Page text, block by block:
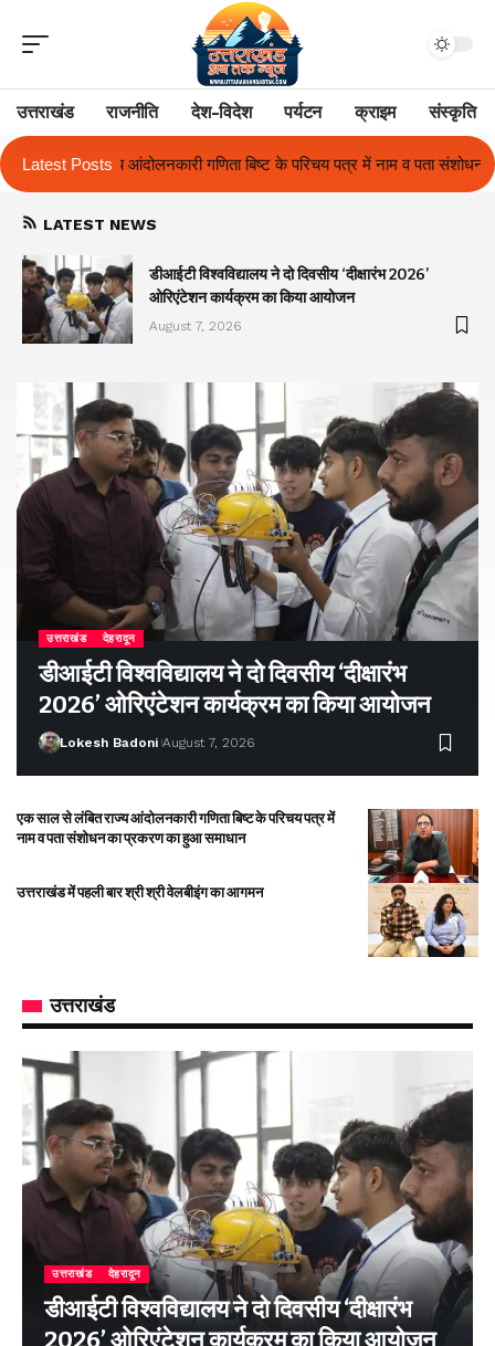
उत्तराखंड राजनीति देश-विदेश पर्यटन क्राइम संस्कृति
Latest Posts
के परिचय पत्र में नाम व पता संशोधन का प्रकरण का हुआ समाधान उत्तराखंड
LATEST NEWS
डीआईटी विश्वविद्यालय ने दो दिवसीय ‘दीक्षारंभ 2026’
ओरिएंटेशन कार्यक्रम का किया आयोजन
August 7, 2026
उत्तराखंड देहरादून
डीआईटी विश्वविद्यालय ने दो दिवसीय ‘दीक्षारंभ
2026’ ओरिएंटेशन कार्यक्रम का किया आयोजन
Lokesh Badoni August 7, 2026
एक साल से लंबित राज्य आंदोलनकारी गणिता बिष्ट के परिचय पत्र में
नाम व पता संशोधन का प्रकरण का हुआ समाधान
उत्तराखंड में पहली बार श्री श्री वेलबीइंग का आगमन
उत्तराखंड
उत्तराखंड देहरादून
डीआईटी विश्वविद्यालय ने दो दिवसीय ‘दीक्षारंभ